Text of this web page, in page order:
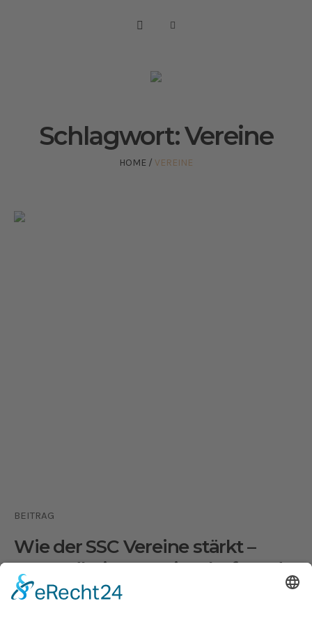
Schlagwort:Vereine
HOME / VEREINE
BEITRAG
Wie der SSC Vereine stärkt –
Gesundheit, Gemeinschaft und
Zukunft im Einklang